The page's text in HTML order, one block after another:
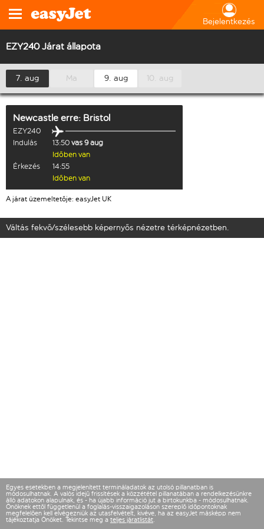
Bejelentkezés
EZY240 Járat állapota
7. aug Ma 9. aug 10. aug
Newcastle erre: Bristol
EZY240
Indulás
13:50 vas 9 aug
Időben van
Érkezés
14:55
Időben van
A járat üzemeltetője: easyJet UK
Váltás fekvő/szélesebb képernyős nézetre térképnézetben.
Egyes esetekben a megjelenített termináladatok az utolsó pillanatban is
módosulhatnak. A valós idejű frissítések a közzététel pillanatában a rendelkezésünkre
álló adatokon alapulnak, és - ha újabb információ jut a birtokunkba - módosulhatnak.
Önöknek ettől függetlenül a foglalás-visszaigazoláson szereplő időpontoknak
megfelelően kell elvégezniük az utasfelvételt, kivéve, ha az easyJet másképp nem
tájékoztatja Önöket. Tekintse meg a teljes járatlistát.